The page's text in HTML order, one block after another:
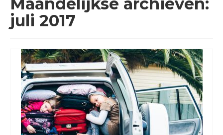
PREKEN
LEESPLANNEN
BLOGS
juli 2017